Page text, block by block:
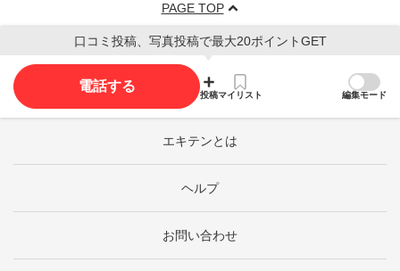
PAGE TOP
口コミ投稿、写真投稿で最大20ポイントGET
電話する
投稿マイリスト 編集モード
エキテンとは
ヘルプ
お問い合わせ